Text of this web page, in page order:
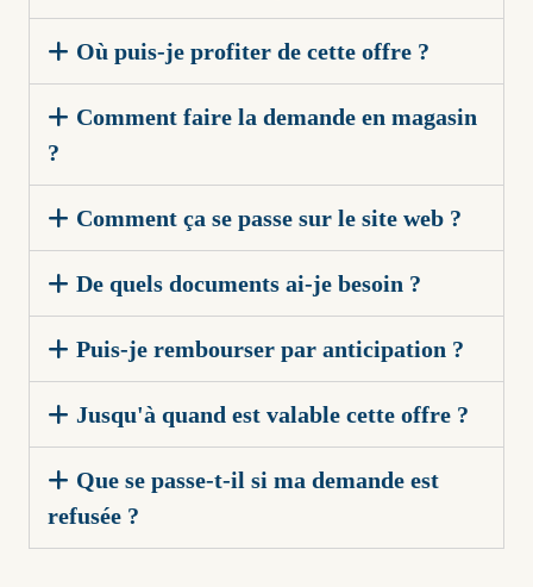
Où puis-je profiter de cette offre ?
Comment faire la demande en magasin
?
Comment ça se passe sur le site web ?
De quels documents ai-je besoin ?
Puis-je rembourser par anticipation ?
Jusqu'à quand est valable cette offre ?
Que se passe-t-il si ma demande est
refusée ?